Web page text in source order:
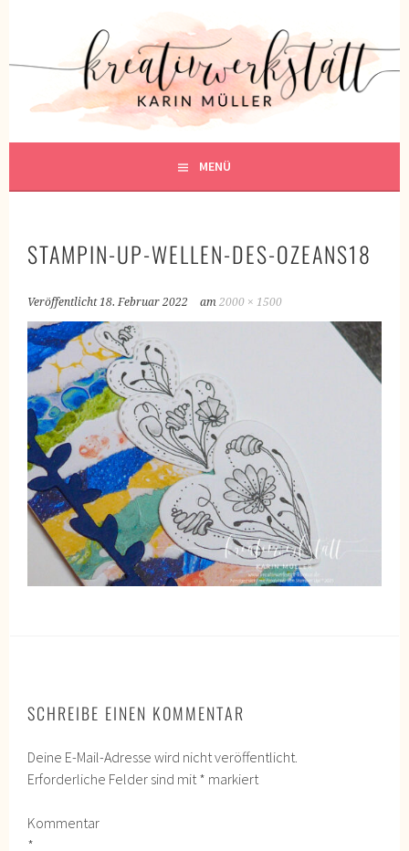
KREATIVWERKSTATT
KREATIV SEIN
MENÜ
STAMPIN-UP-WELLEN-DES-OZEANS18
Veröffentlicht18. Februar 2022 am2000 × 1500
SCHREIBE EINEN KOMMENTAR
Deine E-Mail-Adresse wird nicht veröffentlicht.
Erforderliche Felder sind mit* markiert
Kommentar
*